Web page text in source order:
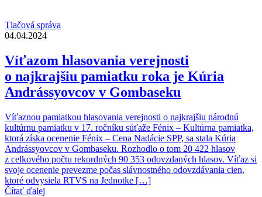
Tlačová správa
04.04.2024
Víťazom hlasovania verejnosti
o najkrajšiu pamiatku roka je Kúria
Andrássyovcov v Gombaseku
Víťaznou pamiatkou hlasovania verejnosti o najkrajšiu národnú
kultúrnu pamiatku v 17. ročníku súťaže Fénix – Kultúrna pamiatka,
ktorá získa ocenenie Fénix – Cena Nadácie SPP, sa stala Kúria
Andrássyovcov v Gombaseku. Rozhodlo o tom 20 422 hlasov
z celkového počtu rekordných 90 353 odovzdaných hlasov. Víťaz si
svoje ocenenie prevezme počas slávnostného odovzdávania cien,
ktoré odvysiela RTVS na Jednotke […]
Čítať ďalej